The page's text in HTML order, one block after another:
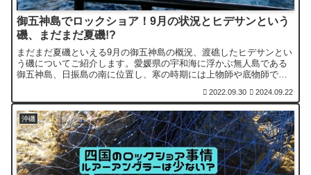
御五神島でロックショア！9月の状況とヒデサンという
磯、まだまだ夏磯!?
まだまだ夏磯といえる9月の御五神島の概況、渡礁したヒデサンとい
う磯についてご紹介します。愛媛県の宇和海に浮かぶ無人島である
御五神島、日振島の南に位置し、寒の時期には上物師や底物師で賑
2022.09.30 2024.09.22
沖磯